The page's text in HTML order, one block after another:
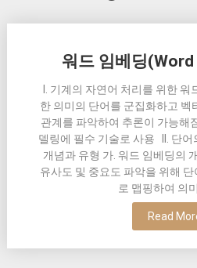
워드 임베딩
I. 기계의 자연어 처리를 위한
한 의미의 단어를 군집화하고 벡
관계를 파악하여 추론이 가능해
델링에 필수 기술로 사용 II. 단어
개념과 유형 가. 워드 임베딩의
유사도 및 중요도 파악을 위해
로 맵핑하여 의
Read
navigation